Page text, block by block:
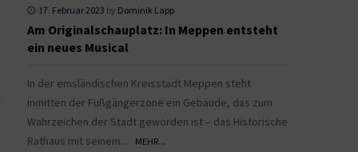
17. Februar 2023 by Dominik Lapp
Am Originalschauplatz: In Meppen entsteht
ein neues Musical
In der emsländischen Kreisstadt Meppen steht
inmitten der Fußgängerzone ein Gebäude, das zum
Wahrzeichen der Stadt geworden ist – das Historische
Rathaus mit seinem...
MEHR...